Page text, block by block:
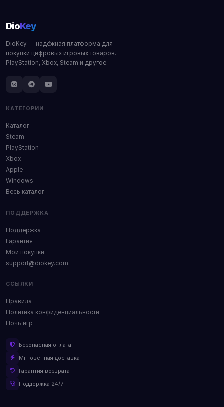
DioKey
DioKey — надёжная платформа для
покупки цифровых игровых товаров.
PlayStation, Xbox, Steam и другое.
КАТЕГОРИИ
Каталог
Steam
PlayStation
Xbox
Apple
Windows
Весь каталог
ПОДДЕРЖКА
Поддержка
Гарантия
Мои покупки
support@diokey.com
ССЫЛКИ
Правила
Политика конфиденциальности
Ночь игр
Безопасная оплата
Мгновенная доставка
Гарантия возврата
Поддержка 24/7